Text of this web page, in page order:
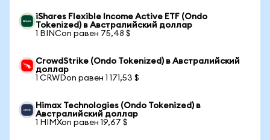
iShares Flexible Income Active ETF (Ondo
Tokenized) в Австралийский доллар
1 BINCon равен 75,48 $
CrowdStrike (Ondo Tokenized) в Австралийский
доллар
1 CRWDon равен 1 171,53 $
Himax Technologies (Ondo Tokenized) в
Австралийский доллар
1 HIMXon равен 19,67 $